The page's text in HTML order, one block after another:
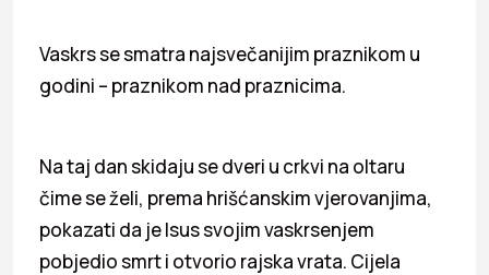
Vaskrs se smatra najsvečanijim praznikom u
godini – praznikom nad praznicima.
Na taj dan skidaju se dveri u crkvi na oltaru
čime se želi, prema hrišćanskim vjerovanjima,
pokazati da je Isus svojim vaskrsenjem
pobjedio smrt i otvorio rajska vrata. Cijela